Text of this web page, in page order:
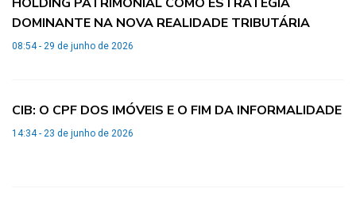
DOMINANTE NA NOVA REALIDADE TRIBUTÁRIA
08:54 - 29 de junho de 2026
CIB: O CPF DOS IMÓVEIS E O FIM DA INFORMALIDADE
14:34 - 23 de junho de 2026